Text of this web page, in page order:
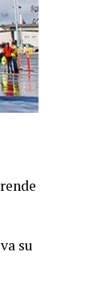
su